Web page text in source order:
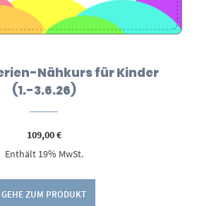
Nähkurs für Kinder
(1.-3.6.26)
109,00€
Enthält 19% MwSt.
GEHE ZUM PRODUKT